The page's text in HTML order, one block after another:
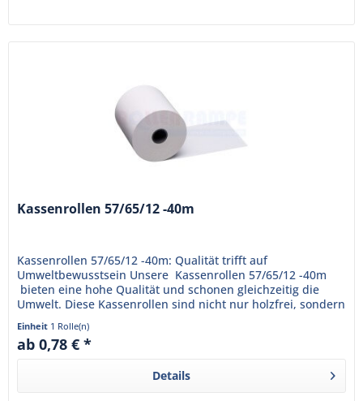
Kassenrollen 57/65/12 -40m
Kassenrollen 57/65/12 -40m: Qualität trifft auf
Umweltbewusstsein Unsere Kassenrollen 57/65/12 -40m
bieten eine hohe Qualität und schonen gleichzeitig die
Umwelt. Diese Kassenrollen sind nicht nur holzfrei, sondern
auch...
Einheit 1 Rolle(n)
ab 0,78 € *
Details